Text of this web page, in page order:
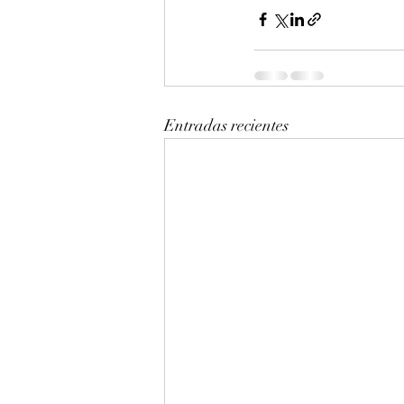
Entradas recientes